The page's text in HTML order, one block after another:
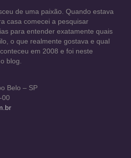
de uma paixão. Quando estava
casa comecei a pesquisar
para entender exatamente quais
o que realmente gostava e qual
em 2008 e foi neste
blog.
Belo – SP
00